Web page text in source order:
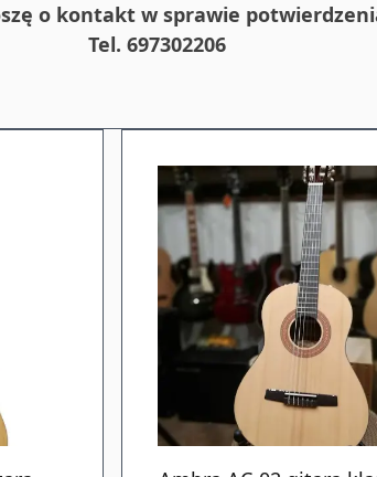
o kontakt w sprawie
Tel. 697302206